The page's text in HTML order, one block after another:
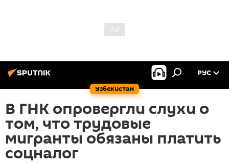
Узбекистан
РУС
В ГНК опровергли слухи о
том, что трудовые
мигранты обязаны платить
соцналог